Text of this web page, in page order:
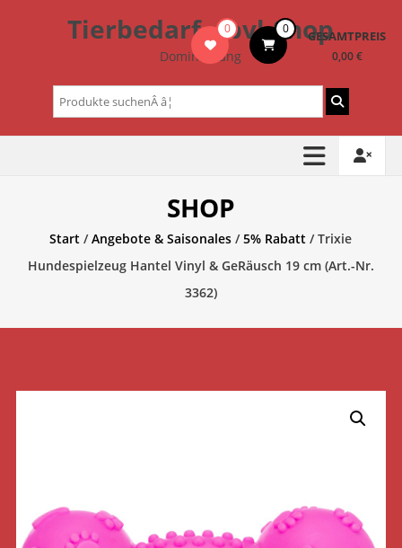
Tierbedarf – bvl-Shop
Dominik Lang
0 0 GESAMTPREIS
0,00 €
Suchen
nach:
SHOP
Start /Angebote & Saisonales /5% Rabatt / Trixie
Hundespielzeug Hantel Vinyl & GeRäusch 19 cm (Art.-Nr.
3362)